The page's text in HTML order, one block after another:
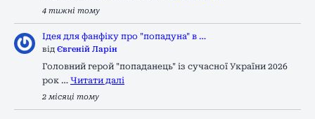
4 тижні тому
Ідея для фанфіку про "попадуна" в …
від Євгеній Ларін
Головний герой "попаданець" із сучасної України 2026
рок … Читати далі
2 місяці тому